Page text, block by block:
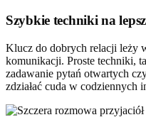
Szybkie techniki na
Klucz do dobrych relacji leży
komunikacji. Proste techniki,
zadawanie pytań otwartych
zdziałać cuda w codziennych